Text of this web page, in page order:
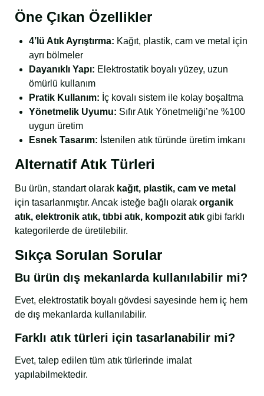
Öne Çıkan Özellikler
4’lü Atık Ayrıştırma: Kağıt, plastik, cam ve metal için
ayrı bölmeler
Dayanıklı Yapı: Elektrostatik boyalı yüzey, uzun
ömürlü kullanım
Pratik Kullanım: İç kovalı sistem ile kolay boşaltma
Yönetmelik Uyumu: Sıfır Atık Yönetmeliği’ne %100
uygun üretim
Esnek Tasarım: İstenilen atık türünde üretim imkanı
Alternatif Atık Türleri
Bu ürün, standart olarak kağıt, plastik, cam ve metal
için tasarlanmıştır. Ancak isteğe bağlı olarak organik
atık, elektronik atık, tıbbi atık, kompozit atık gibi farklı
kategorilerde de üretilebilir.
Sıkça Sorulan Sorular
Bu ürün dış mekanlarda kullanılabilir mi?
Evet, elektrostatik boyalı gövdesi sayesinde hem iç hem
de dış mekanlarda kullanılabilir.
Farklı atık türleri için tasarlanabilir mi?
Evet, talep edilen tüm atık türlerinde imalat
yapılabilmektedir.